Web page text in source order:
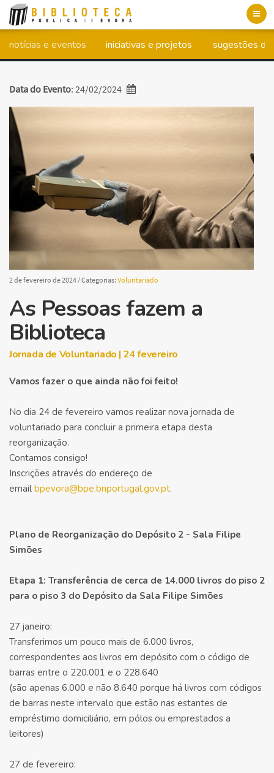
notícias e eventos iniciativas e projetos sugestões de
Data do Evento: 24/02/2024
2 de fevereiro de 2024/ Categorias: Voluntariado
As Pessoas fazem a
Biblioteca
Jornada de Voluntariado | 24 fevereiro
Vamos fazer o que ainda não foi feito!
No dia 24 de fevereiro vamos realizar nova jornada de
voluntariado para concluir a primeira etapa desta
reorganização.
Contamos consigo!
Inscrições através do endereço de
email bpevora@bpe.bnportugal.gov.pt.
Plano de Reorganização do Depósito 2 - Sala Filipe
Simões
Etapa 1: Transferência de cerca de 14.000 livros do piso 2
para o piso 3 do Depósito da Sala Filipe Simões
27 janeiro:
Transferimos um pouco mais de 6.000 livros,
correspondentes aos livros em depósito com o código de
barras entre o 220.001 e o 228.640
(são apenas 6.000 e não 8.640 porque há livros com códigos
de barras neste intervalo que estão nas estantes de
empréstimo domiciliário, em pólos ou emprestados a
leitores)
27 de fevereiro: